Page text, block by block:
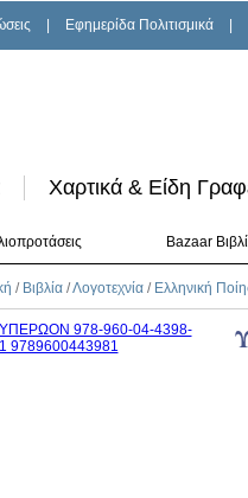
Εφημερίδα Πολιτισμικά
Χαρτικά & Είδη
Bazaar
/ Βιβλία /Λογοτεχνία / Ελληνική